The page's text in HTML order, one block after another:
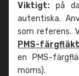
Viktigt: på
autentiska.
som referens.
PMS-färgfläkt
en PMS-
moms).